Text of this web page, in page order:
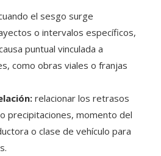
el sesgo surge
o intervalos específicos,
puntual vinculada a
como obras viales o franjas
relacionar los retrasos
precipitaciones, momento del
o clase de vehículo para